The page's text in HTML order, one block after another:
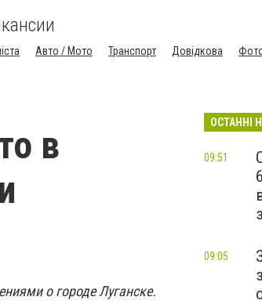
Авто / Мото Транспорт Довідкова
в
о городе Луганске.
ОСТАННІ
09:51
09:05